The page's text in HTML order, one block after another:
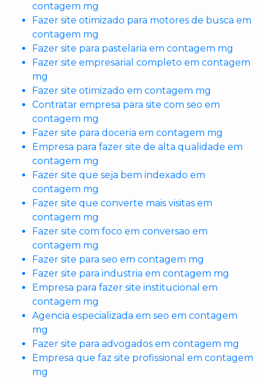
contagem mg
Fazer site otimizado para motores de busca em
contagem mg
Fazer site para pastelaria em contagem mg
Fazer site empresarial completo em contagem
mg
Fazer site otimizado em contagem mg
Contratar empresa para site com seo em
contagem mg
Fazer site para doceria em contagem mg
Empresa para fazer site de alta qualidade em
contagem mg
Fazer site que seja bem indexado em
contagem mg
Fazer site que converte mais visitas em
contagem mg
Fazer site com foco em conversao em
contagem mg
Fazer site para seo em contagem mg
Fazer site para industria em contagem mg
Empresa para fazer site institucional em
contagem mg
Agencia especializada em seo em contagem
mg
Fazer site para advogados em contagem mg
Empresa que faz site profissional em contagem
mg